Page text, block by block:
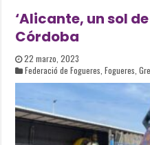
‘Alicante, un sol
Córdoba
22 marzo, 2023
Federació de Fogueres ,Fogueres ,